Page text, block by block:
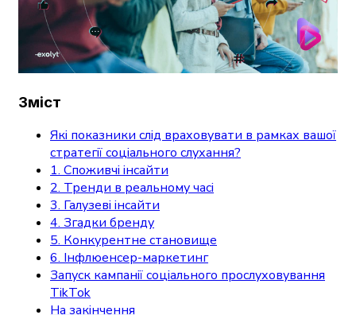
Зміст
Які показники слід враховувати в рамках вашої
стратегії соціального слухання?
1. Споживчі інсайти
2. Тренди в реальному часі
3. Галузеві інсайти
4. Згадки бренду
5. Конкурентне становище
6. Інфлюенсер-маркетинг
Запуск кампанії соціального прослуховування
TikTok
На закінчення